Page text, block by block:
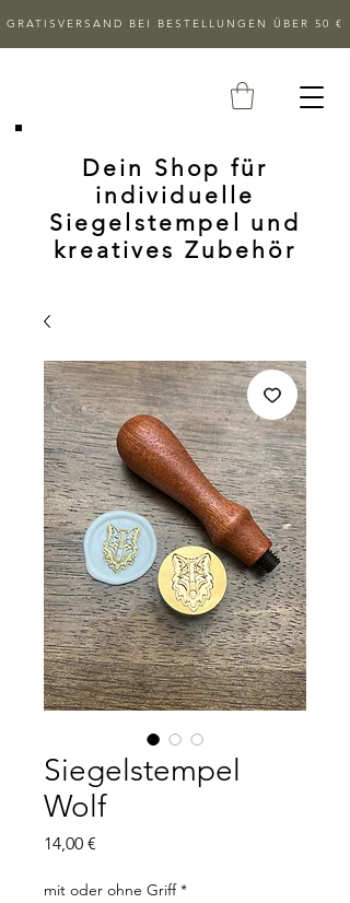
GRATISVERSAND BEI BESTELLUNGEN ÜBER 50 €
Dein Shop für
individuelle
Siegelstempel und
kreatives Zubehör
Siegelstempel
Wolf
14,00 €
mit oder ohne Griff *